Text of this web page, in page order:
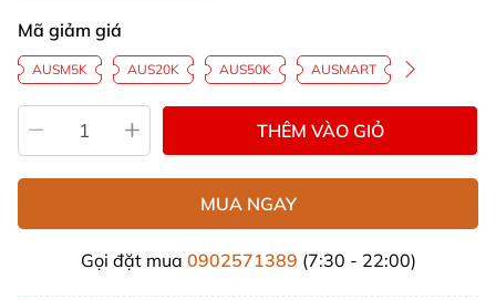
Mã giảm giá
AUSM5K AUS20K AUS50K AUSMART
THÊM VÀO GIỎ
MUA NGAY
Gọi đặt mua 0902571389 (7:30 - 22:00)